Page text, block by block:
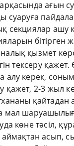
ағын
суаруға
секциялар ашу
бітірген
қызмет
тексеру
алу керек,
қажет, 2-3 жыл
қайтадан
мал
көне тәсіл,
аймақтан асып,